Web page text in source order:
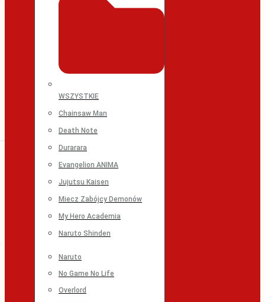
WSZYSTKIE
Chainsaw Man
Death Note
Durarara
Evangelion ANIMA
Jujutsu Kaisen
Miecz Zabójcy Demonów
My Hero Academia
Naruto Shinden
Naruto
No Game No Life
Overlord